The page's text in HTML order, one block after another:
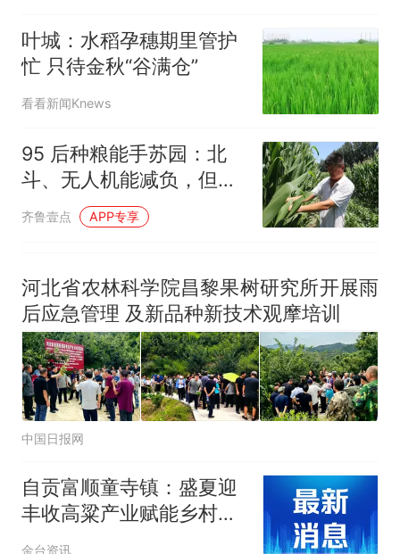
叶城：水稻孕穗期里管护
忙 只待金秋“谷满仓”
看看新闻Knews
95 后种粮能手苏园：北
斗、无人机能减负，但耕
耘不能松懈
齐鲁壹点 APP专享
河北省农林科学院昌黎果树研究所开展雨
后应急管理 及新品种新技术观摩培训
中国日报网
自贡富顺童寺镇：盛夏迎
丰收高粱产业赋能乡村振
兴
金台资讯